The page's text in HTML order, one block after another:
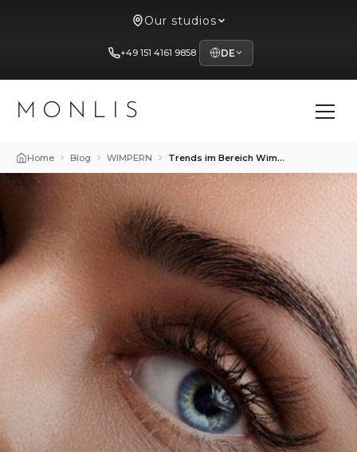
Our studios
+49 151 4161 9858 DE
MONLIS
Home Blog WIMPERN Trends im Bereich Wimpernverlängerung im Studio Mon Lis in München